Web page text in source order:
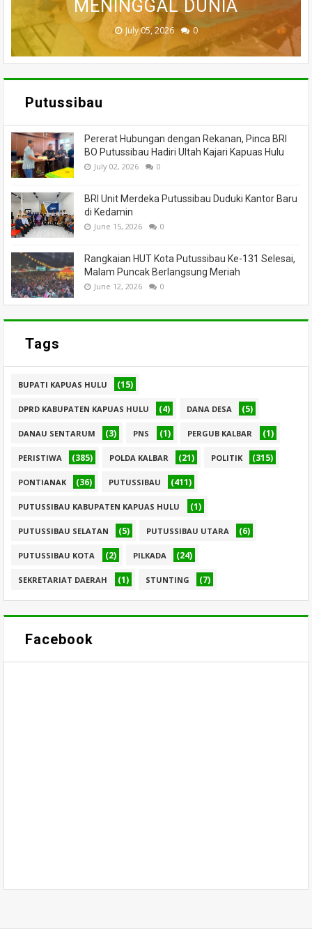
MENINGGAL DUNIA
July 05, 2026 0
HANGUS
November 27, 2025 0
BANTUAN
March 26, 2025 0
API
March 13, 2025 0
MASSA
February 18, 2025 0
Putussibau
Pererat Hubungan dengan Rekanan, Pinca BRI
BO Putussibau Hadiri Ultah Kajari Kapuas Hulu
July 02, 2026 0
BRI Unit Merdeka Putussibau Duduki Kantor Baru
di Kedamin
June 15, 2026 0
Rangkaian HUT Kota Putussibau Ke-131 Selesai,
Malam Puncak Berlangsung Meriah
June 12, 2026 0
Tags
BUPATI KAPUAS HULU (15)
DPRD KABUPATEN KAPUAS HULU (4) DANA DESA (5)
DANAU SENTARUM (3) PNS (1) PERGUB KALBAR (1)
PERISTIWA (385) POLDA KALBAR (21) POLITIK (315)
PONTIANAK (36) PUTUSSIBAU (411)
PUTUSSIBAU KABUPATEN KAPUAS HULU (1)
PUTUSSIBAU SELATAN (5) PUTUSSIBAU UTARA (6)
PUTUSSIBAU KOTA (2) PILKADA (24)
SEKRETARIAT DAERAH (1) STUNTING (7)
Facebook